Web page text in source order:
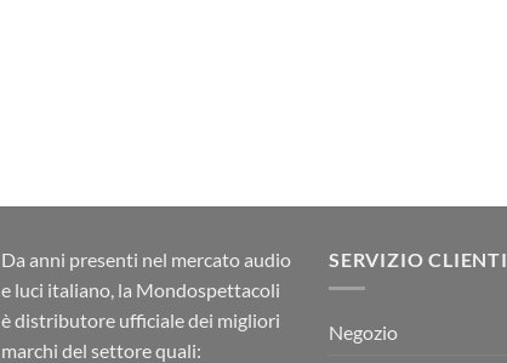
Da anni presenti nel mercato audio
e luci italiano, la Mondospettacoli
è distributore ufficiale dei migliori
marchi del settore quali:
SERVIZIO CLIENTI
Negozio